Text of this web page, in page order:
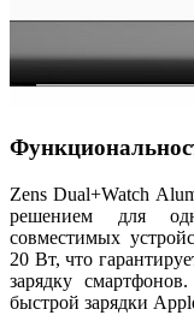
Zens Dual+Watch
решением для
совместимых
20 Вт, что
зарядку
быстрой зарядки